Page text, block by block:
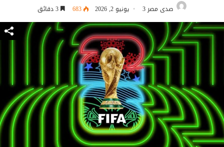
صدى مصر 3 يونيو 2, 2026 683